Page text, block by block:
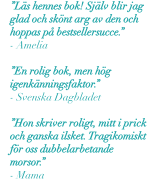
”Läs hennes bok! Själv blir jag
glad och skönt arg av den och
hoppas på bestsellersucce.”
- Amelia
”En rolig bok, men hög
igenkänningsfaktor.”
- Svenska Dagbladet
”Hon skriver roligt, mitt i prick
och ganska ilsket. Tragikomiskt
för oss dubbelarbetande
morsor.”
- Mama